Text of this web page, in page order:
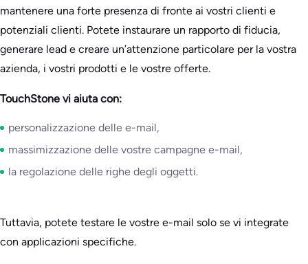
mantenere una forte presenza di fronte ai vostri clienti e
potenziali clienti. Potete instaurare un rapporto di fiducia,
generare lead e creare un’attenzione particolare per la vostra
azienda, i vostri prodotti e le vostre offerte.
TouchStone vi aiuta con:
personalizzazione delle e-mail,
massimizzazione delle vostre campagne e-mail,
la regolazione delle righe degli oggetti.
Tuttavia, potete testare le vostre e-mail solo se vi integrate
con applicazioni specifiche.